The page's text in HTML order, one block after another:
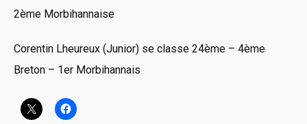
2ème Morbihannaise
Corentin Lheureux (Junior) se classe 24ème – 4ème
Breton – 1er Morbihannais